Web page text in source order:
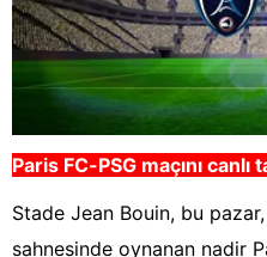
Paris FC-PSG maçını
Stade Jean Bouin, bu
sahnesinde oynanan nadir